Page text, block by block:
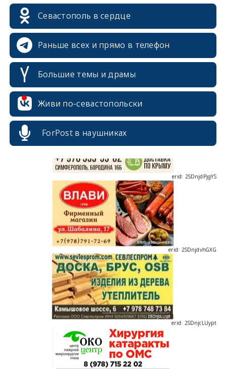
Севастополь в сердце
Раньше всех и прямо в телефон
Большие темы и драмы
Живи по-севастопольски
ForPost в наушниках
erid: 2SDnjcrDNw6
erid: 2SDnjdPjgYS
erid: 2SDnjdvhGXG
erid: 2SDnjcLUypt